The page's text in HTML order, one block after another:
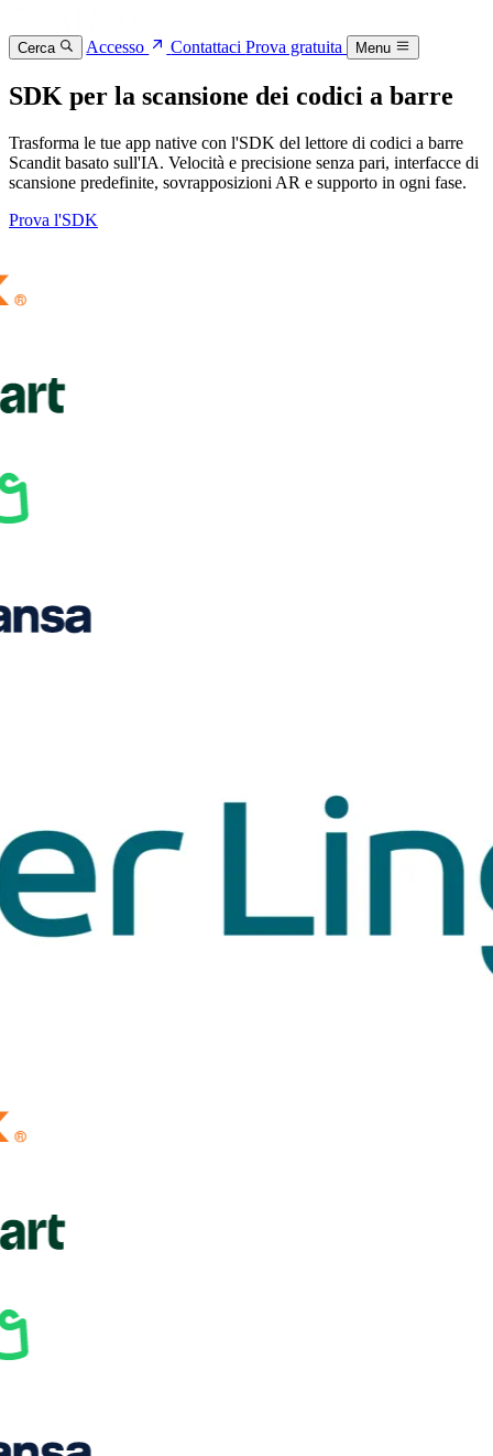
Cerca Accesso ContattaciProva gratuita Menu
SDK per la scansione dei codici a barre
Trasforma le tue app native con l'SDK del lettore di codici a barre
Scandit basato sull'IA. Velocità e precisione senza pari, interfacce di
scansione predefinite, sovrapposizioni AR e supporto in ogni fase.
Prova l'SDK